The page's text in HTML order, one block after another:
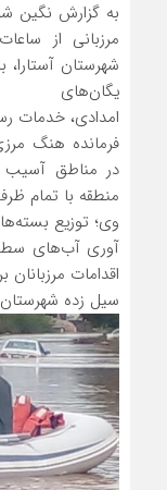
به گزارش نگین
مرزبانی از
شهرستان
یگان‌های
امدادی، خدمات
فرمانده هنگ مرزی
در مناطق آسیب
منطقه با تمام
وی؛ توزیع
آوری آب‌های
اقدامات
سیل زده شهرستان